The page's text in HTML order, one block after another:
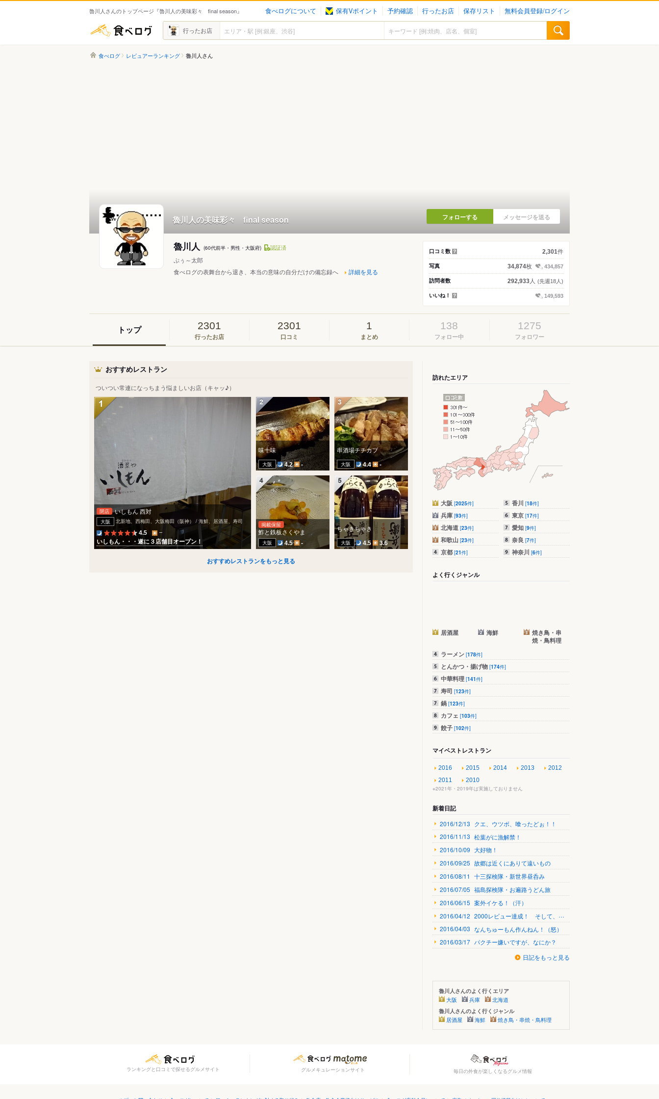
魯川人さんのトップページ『魯川人の美味彩々 final season』 食べログについて 保有Vポイント 予約確認 行ったお店 保存リスト 無料会員登録/ログイン
食べログ 行ったお店
食べログ レビュアーランキング 魯川人さん
魯川人の美味彩々 final season フォローする メッセージを送る
魯川人 (60代前半・男性・大阪府) 認証済
ぷぅ～太郎
食べログの表舞台から退き、本当の意味の自分だけの備忘録へ
詳細を見る
口コミ数 ？ 2,301件
写真 34,874枚 434,857
訪問者数 292,933人 (先週18人)
いいね！ ？ 149,593
トップ 2301
行ったお店
2301
口コミ
1
まとめ
138
フォロー中
1275
フォロワー
おすすめレストラン
ついつい常連になっちまう悩ましいお店（キャッ♪）
閉店 いしもん 西対
大阪 北新地、西梅田、大阪梅田（阪神） / 海鮮、居酒屋、寿司
4.5
いしもん・・・遂に３店舗目オープン！
味十味
大阪 4.2 -
串酒場チチカブ
大阪 4.4 -
掲載保留
鮓と鉄板さくやま
大阪 4.5 -
ちゃきちゃき
大阪 4.5 3.6
おすすめレストランをもっと見る
訪れたエリア
大阪 [2025件]
兵庫 [93件]
北海道 [23件]
和歌山 [23件]
京都 [21件]
香川 [18件]
東京 [17件]
愛知 [9件]
奈良 [7件]
神奈川 [6件]
よく行くジャンル
居酒屋 海鮮
焼き鳥・串
焼・鳥料理
ラーメン [178件]
とんかつ・揚げ物 [174件]
中華料理 [141件]
寿司 [123件]
鍋 [123件]
カフェ [103件]
餃子 [102件]
マイベストレストラン
2016 2015 2014 2013
2012
2011
2010
※2021年・2019年は実施しておりません
新着日記
2016/12/13 クエ、ウツボ、喰ったどぉ！！
2016/11/13 松葉がに漁解禁！
2016/10/09 大好物！
2016/09/25 故郷は近くにありて遠いもの
2016/08/11 十三探検隊・新世界昼呑み
2016/07/05 福島探検隊・お遍路うどん旅
2016/06/15 案外イケる！（汗）
2016/04/12 2000レビュー達成！ そして、自分さがしの旅へ・・・
2016/04/03 なんちゅーもん作んねん！（怒）
2016/03/17 パクチー嫌いですが、なにか？
日記をもっと見る
魯川人さんのよく行くエリア
大阪 兵庫 北海道
魯川人さんのよく行くジャンル
居酒屋 海鮮 焼き鳥・串焼・鳥料理
ランキングと口コミで探せるグルメサイト グルメキュレーションサイト 毎日の外食が楽しくなるグルメ情報